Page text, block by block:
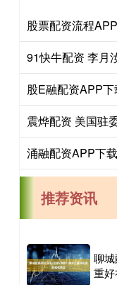
震烨配资 美国驻
推荐资讯
聊
重